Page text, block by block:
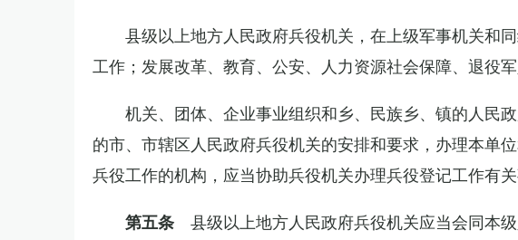
县级以上地方人民政府兵役机关，在上级军事机关和
工作；发展改革、教育、公安、人力资源社会保障、退役
机关、团体、企业事业组织和乡、民族乡、镇的人民
的市、市辖区人民政府兵役机关的安排和要求，办理本单
兵役工作的机构，应当协助兵役机关办理兵役登记工作有关
第五条 县级以上地方人民政府兵役机关应当会同本